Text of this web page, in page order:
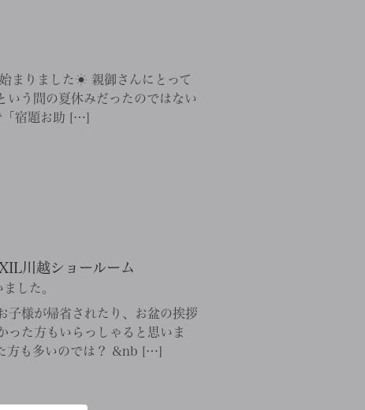
まりました☀ 親御さんにとって
いう間の夏休みだったのではない
「宿題お助 […]
川越ショールーム
した。
子様が帰省されたり、お盆の挨拶
った方もいらっしゃると思いま
方も多いのでは？ &nb […]